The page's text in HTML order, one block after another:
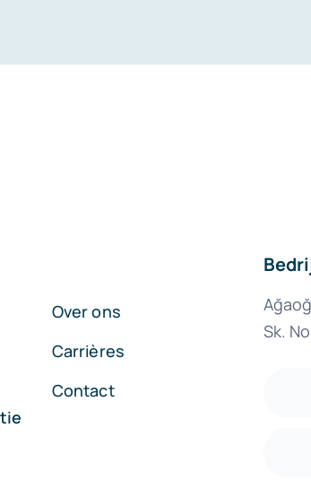
Over ons
Carrières
Contact
Sk.